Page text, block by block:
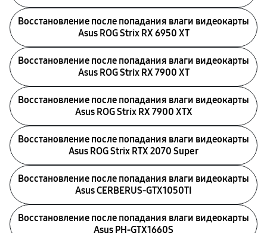
Восстановление после попадания влаги видеокарты
Asus ROG Strix RX 6950 XT
Восстановление после попадания влаги видеокарты
Asus ROG Strix RX 7900 XT
Восстановление после попадания влаги видеокарты
Asus ROG Strix RX 7900 XTX
Восстановление после попадания влаги видеокарты
Asus ROG Strix RTX 2070 Super
Восстановление после попадания влаги видеокарты
Asus CERBERUS-GTX1050TI
Восстановление после попадания влаги видеокарты
Asus PH-GTX1660S